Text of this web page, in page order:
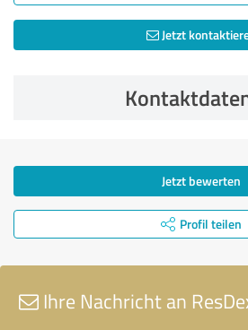
Jetzt
Jetzt bewerten
Profil teilen
Ihre Nachricht an